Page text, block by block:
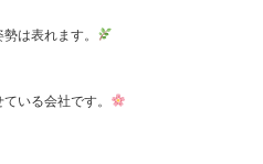
は表れます。
いる会社です。